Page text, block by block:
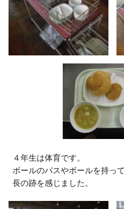
４年生は体育です。
ボールのパスやボールを持っ
長の跡を感じました。